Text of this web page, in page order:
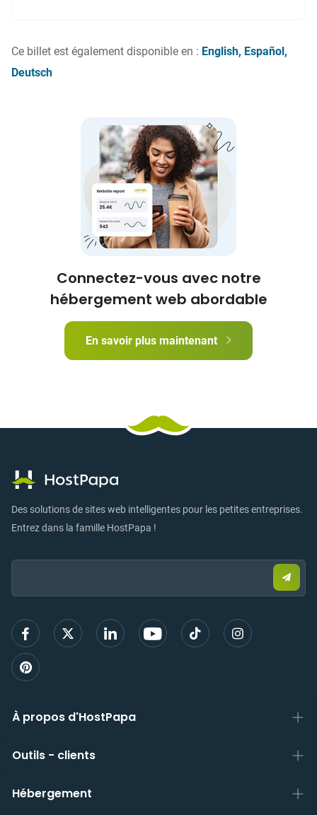
Ce billet est également disponible en : English Español
Deutsch
Connectez-vous avec notre
hébergement web abordable
En savoir plus maintenant
Des solutions de sites web intelligentes pour les petites entreprises.
Entrez dans la famille HostPapa !
Email:
un
mail
À propos d'HostPapa
Outils - clients
Hébergement